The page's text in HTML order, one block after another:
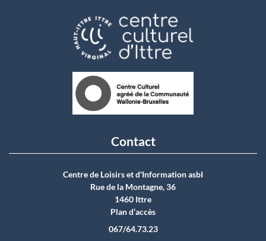
Contact
Centre de Loisirs et d'Information asbI
Rue de la Montagne, 36
1460 Ittre
Plan d’accès
067/64.73.23